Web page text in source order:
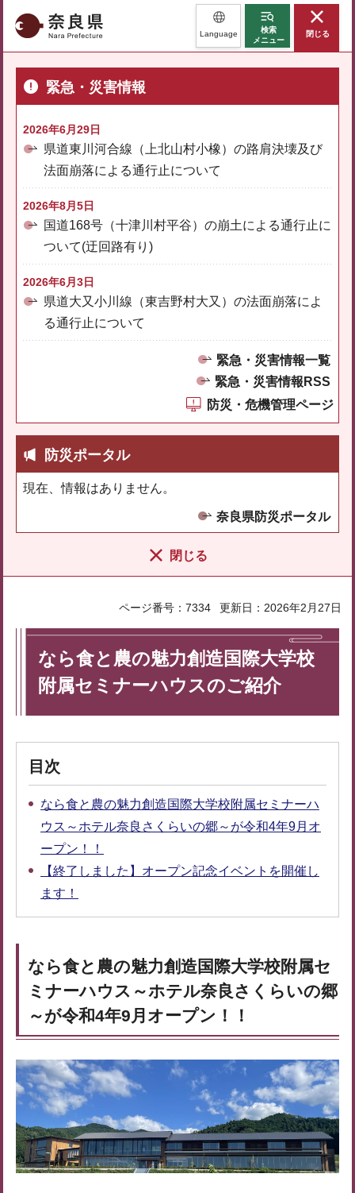
奈良県 Language
検索
メニュー
閉じる
緊急・災害情報
2026年6月29日
県道東川河合線（上北山村小橡）の路肩決壊及び
法面崩落による通行止について
2026年8月5日
国道168号（十津川村平谷）の崩土による通行止に
ついて(迂回路有り)
2026年6月3日
県道大又小川線（東吉野村大又）の法面崩落によ
る通行止について
緊急・災害情報一覧
緊急・災害情報RSS
防災・危機管理ページ
防災ポータル
現在、情報はありません。
奈良県防災ポータル
閉じる
ページ番号：7334 更新日：2026年2月27日
なら食と農の魅力創造国際大学校
附属セミナーハウスのご紹介
目次
なら食と農の魅力創造国際大学校附属セミナーハ
ウス～ホテル奈良さくらいの郷～が令和4年9月オ
ープン！！
【終了しました】オープン記念イベントを開催し
ます！
なら食と農の魅力創造国際大学校附属セ
ミナーハウス～ホテル奈良さくらいの郷
～が令和4年9月オープン！！